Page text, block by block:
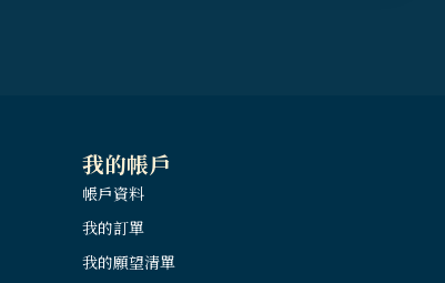
我的帳戶
帳戶資料
我的訂單
我的願望清單